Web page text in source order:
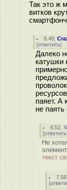
Так это ж
витков
5.49 ,
[ответить]
Далеко
катушки
паяет. А
не паять
6.52
[ответить
Не
текст
7.56
[